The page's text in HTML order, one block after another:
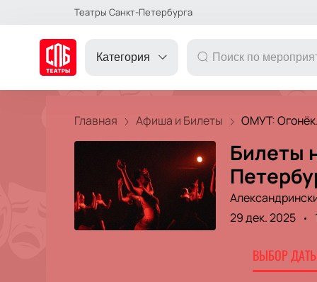
Театры Санкт-Петербурга
Категория
ДРУГОЕ
ТЕАТР
Главная Афиша и Билеты ОМУТ:
Билеты
29 дек. 2025
ВЫБОР